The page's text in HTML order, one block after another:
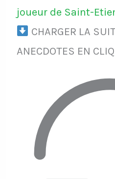
joueur de Saint-
CHARGER LA
ANECDOTES EN